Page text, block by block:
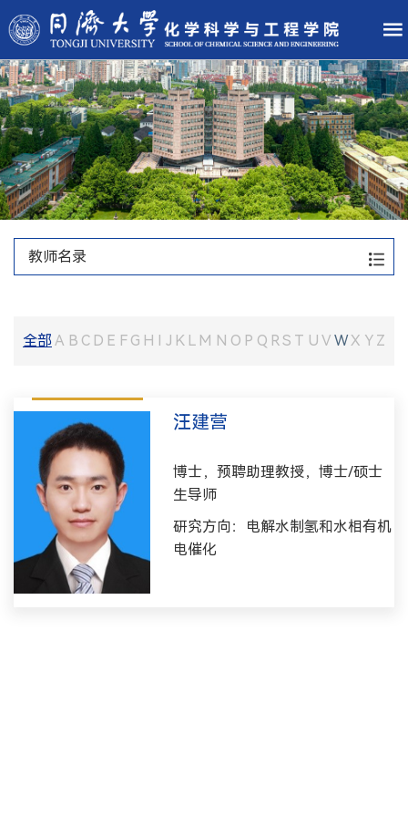
教师名录
全部A B C D E F G H I J K L M N O P Q RS T U V WX Y Z
汪建营
博士，预聘助理教授，博士/硕士
生导师
研究方向：电解水制氢和水相有机
电催化